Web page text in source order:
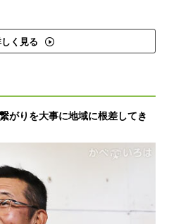
く見る
がりを大事に地域に根差してき